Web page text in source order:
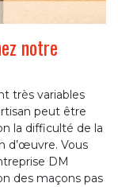
notre
très variables
peut être
la difficulté de la
d’œuvre. Vous
DM
des maçons pas